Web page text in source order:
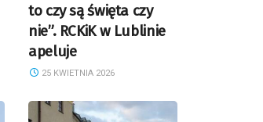
to czy są święta czy
nie”. RCKiK w Lublinie
apeluje
25 KWIETNIA 2026